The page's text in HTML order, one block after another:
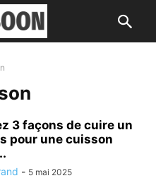
3 façons de cuire un
pour une cuisson
- 5 mai 2025